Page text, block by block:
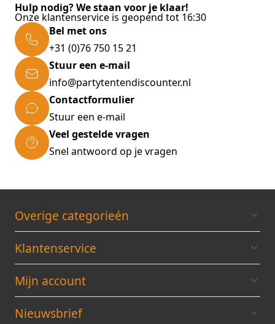
Hulp nodig? We staan voor je klaar!
Onze klantenservice is geopend tot 16:30
Bel met ons
+31 (0)76 750 15 21
Stuur een e-mail
info@partytentendiscounter.nl
Contactformulier
Stuur een e-mail
Veel gestelde vragen
Snel antwoord op je vragen
Overige categorieén
Klantenservice
Mijn account
Nieuwsbrief